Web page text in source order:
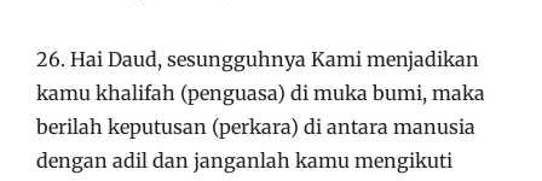
26. Hai Daud, sesungguhnya Kami menjadikan
kamu khalifah (penguasa) di muka bumi, maka
berilah keputusan (perkara) di antara manusia
dengan adil dan janganlah kamu mengikuti